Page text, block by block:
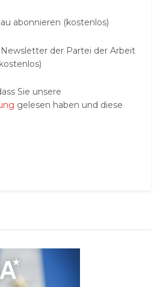
abonnieren (kostenlos)
der Partei der Arbeit
Sie unsere
gelesen haben und diese